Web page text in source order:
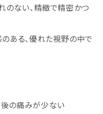
のない、精緻で精密かつ
ある、優れた視野の中で
の痛みが少ない